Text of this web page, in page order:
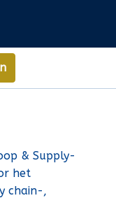
& Supply-
het
chain-,